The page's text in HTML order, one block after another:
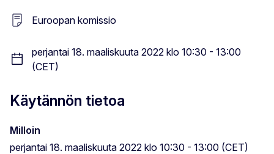
Euroopan komissio
perjantai 18. maaliskuuta 2022 klo 10:30 - 13:00
(CET)
Käytännön tietoa
Milloin
perjantai 18. maaliskuuta 2022 klo 10:30 - 13:00 (CET)